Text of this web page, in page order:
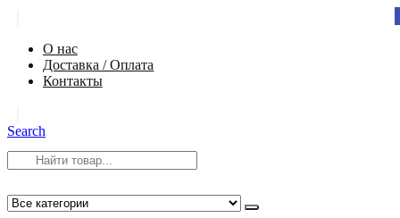
О нас
Доставка / Оплата
Контакты
Search